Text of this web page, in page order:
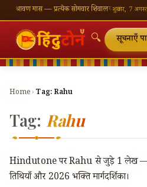
श्रावण मास — प्रत्येक सोमवार शिवालय दर्शन का महत्व
शुक्रवार, 7
🔍 सूचनाएँ
Home › Tag:Rahu
Tag: Rahu
Hindutone पर Rahu से जुड़े 1 लेख —
तिथियाँ और 2026 भक्ति मार्गदर्शिका।